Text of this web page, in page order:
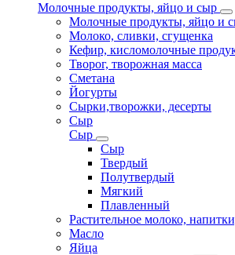
Молочные продукты, яйцо и сыр
Молочные продукты, яйцо и
Молоко, сливки, сгущенка
Кефир, кисломолочные
Творог, творожная масса
Сметана
Йогурты
Сырки,творожки, десерты
Сыр
Сыр
Сыр
Твердый
Полутвердый
Мягкий
Плавленный
Растительное молоко,
Масло
Яйца